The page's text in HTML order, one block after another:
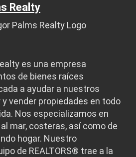
Realty
es una empresa
de bienes raíces
a ayudar a nuestros
vender propiedades en todo
Nos especializamos en
mar, costeras, así como de
hogar. Nuestro
de REALTORS® trae a la